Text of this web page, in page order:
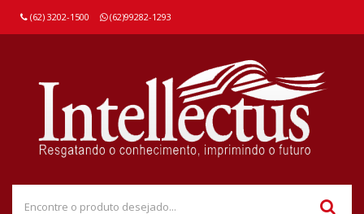
(62) 3202-1500 (62)99282-1293